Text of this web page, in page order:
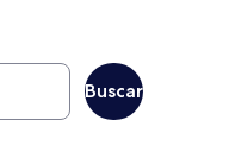
Buscar